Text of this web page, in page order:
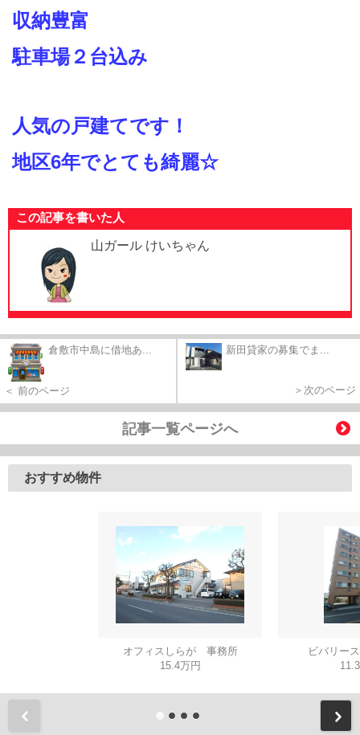
収納豊富
駐車場２台込み
人気の戸建てです！
地区6年でとても綺麗☆
この記事を書いた人
山ガール けいちゃん
倉敷市中島に借地あ...
＜ 前のページ
新田貸家の募集でま...
＞次のページ
記事一覧ページへ
おすすめ物件
オフィスしらが 事務所
15.4万円
ビバリー